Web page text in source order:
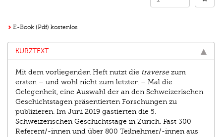
E-Book (Pdf) kostenlos
KURZTEXT
Mit dem vorliegenden Heft nutzt die traversezum
ersten – und wohl nicht zum letzten – Mal die
Gelegenheit, eine Auswahl der an den Schweizerischen
Geschichtstagen präsentierten Forschungen zu
publizieren. Im Juni 2019 gastierten die 5.
Schweizerischen Geschichtstage in Zürich. Fast 300
Referent/-innen und über 800 Teilnehmer/-innen aus